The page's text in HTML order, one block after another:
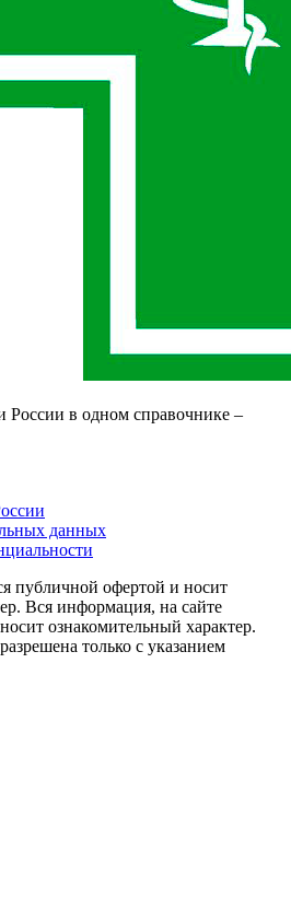
России в одном справочнике –
данных
публичной офертой и носит
Вся информация, на сайте
ознакомительный характер.
только с указанием